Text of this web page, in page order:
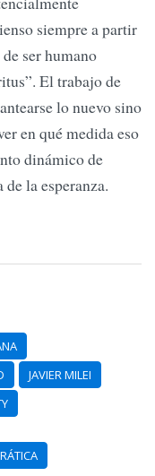
siempre a partir
ser humano
El trabajo de
lo nuevo sino
en qué medida eso
dinámico de
la esperanza.
JAVIER MILEI